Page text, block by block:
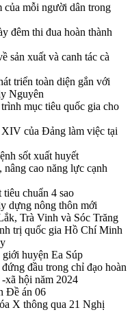
của mỗi người dân trong
đêm thi đua hoàn thành
sản xuất và canh tác cà
triển toàn diện gắn với
Nguyên
mục tiêu quốc gia cho
của Đảng làm việc tại
sốt xuất huyết
cao năng lực cạnh
chuẩn 4 sao
dựng nông thôn mới
Trà Vinh và Sóc Trăng
trị quốc gia Hồ Chí Minh
huyện Ea Súp
đầu trong chỉ đạo hoàn
xã hội năm 2024
Đề án 06
X thông qua 21 Nghị